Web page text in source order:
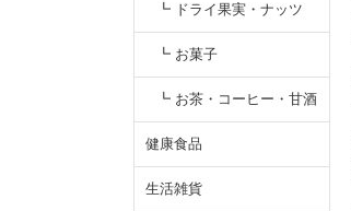
┗ ドライ果実・ナッツ
┗ お菓子
┗ お茶・コーヒー・甘酒
健康食品
生活雑貨